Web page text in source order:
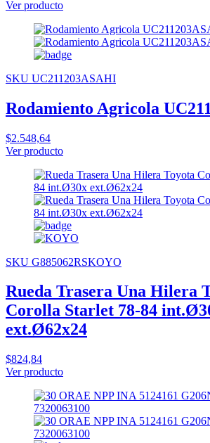
Ver producto
SKU UC211203ASAHI
Rodamiento Agricola
$2.548,64
Ver producto
SKU G885062RSKOYO
Rueda Trasera Una Hilera
Corolla Starlet 78-84
ext.Ø62x24
$824,84
Ver producto